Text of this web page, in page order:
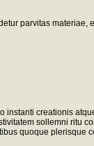
parvitas
creationis
sollemni ritu
quoque